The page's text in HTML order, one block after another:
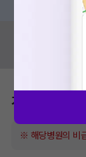
혹시 잘못
모두닥 팀
가격표
※ 해당병원의 비